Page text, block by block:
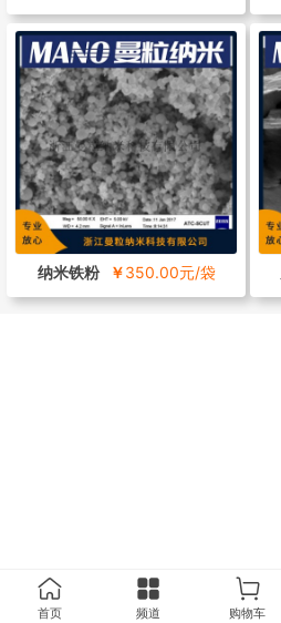
纳米铁粉 ￥350.00元/袋
首页 频道 购物车